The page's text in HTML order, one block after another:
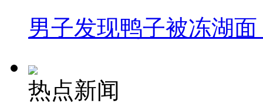
男子发现鸭子被冻湖
热点新闻